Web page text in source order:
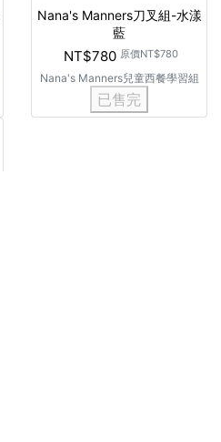
Nana's Manners刀叉組-水漾
藍
NT$780 原價NT$780
Nana's Manners兒童西餐學習組
已售完